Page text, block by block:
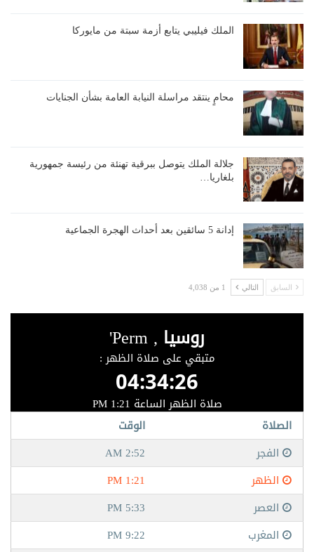
الملك فيليبي يتابع أزمة سبتة من مايوركا
محامٍ ينتقد مراسلة النيابة العامة بشأن الجنايات
جلالة الملك يتوصل ببرقية تهنئة من رئيسة جمهورية
بلغاريا…
إدانة 5 سائقين بعد أحداث الهجرة الجماعية
السابق التالي 1 من 4,038